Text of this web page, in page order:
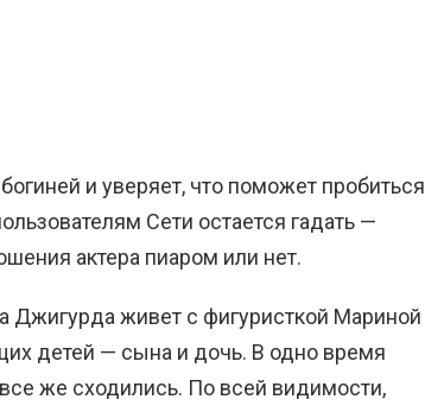
и уверяет, что поможет пробиться
Сети остается гадать —
актера пиаром или нет.
Джигурда живет с фигуристкой Мариной
детей — сына и дочь. В одно время
же сходились. По всей видимости,